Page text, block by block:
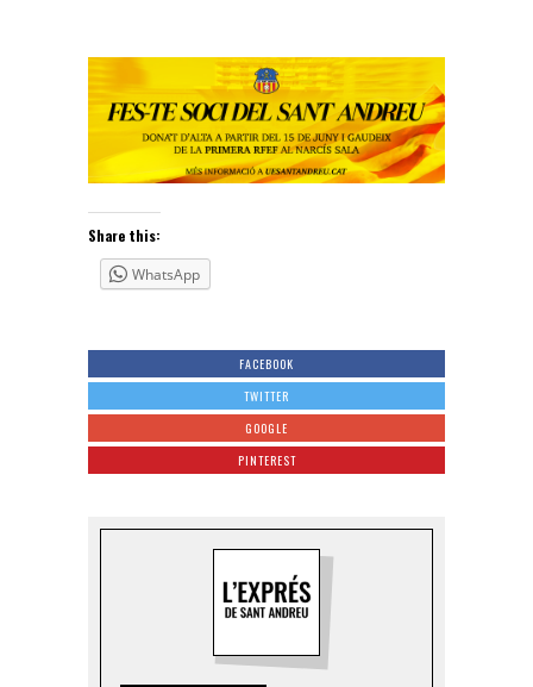
Share this:
WhatsApp
FACEBOOK
TWITTER
GOOGLE
PINTEREST